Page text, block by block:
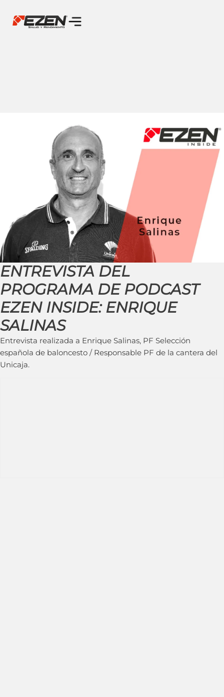
ENTREVISTA DEL
PROGRAMA DE PODCAST
EZEN INSIDE: ENRIQUE
SALINAS
Entrevista realizada a Enrique Salinas, PF Selección
española de baloncesto / Responsable PF de la cantera del
Unicaja.